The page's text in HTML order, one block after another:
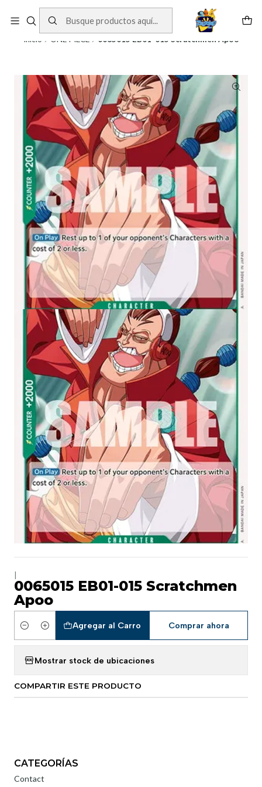
Inicio ONE PIECE 0065015 EB01-015 Scratchmen Apoo
0065015 EB01-015 Scratchmen
Apoo
Cantidad
Agregar al Carro Comprar ahora
Mostrar stock de ubicaciones
COMPARTIR ESTE PRODUCTO
CATEGORÍAS
Contact